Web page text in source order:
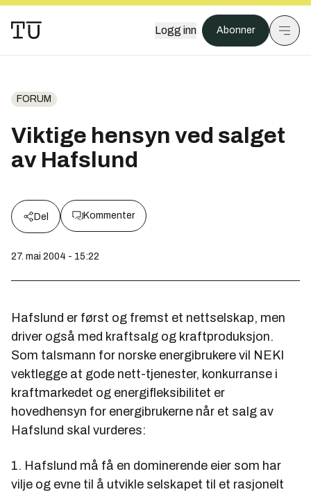
Logg inn Abonner
FORUM
Viktige hensyn ved salget
av Hafslund
Del Kommenter
27. mai 2004 - 15:22
Hafslund er først og fremst et nettselskap, men
driver også med kraftsalg og kraftproduksjon.
Som talsmann for norske energibrukere vil NEKI
vektlegge at gode nett-tjenester, konkurranse i
kraftmarkedet og energifleksibilitet er
hovedhensyn for energibrukerne når et salg av
Hafslund skal vurderes:
1. Hafslund må få en dominerende eier som har
vilje og evne til å utvikle selskapet til et rasjonelt